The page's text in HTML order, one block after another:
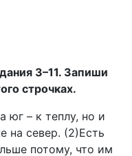
3–11. Запиши
строчках.
юг – к теплу, но и
на север. (2)Есть
потому, что им